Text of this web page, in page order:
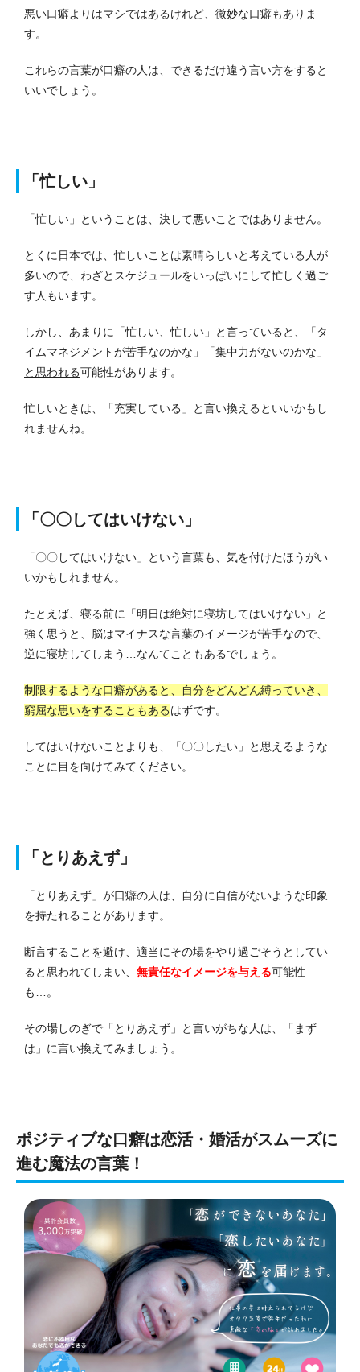
悪い口癖よりはマシではあるけれど、微妙な口癖もありま
す。
これらの言葉が口癖の人は、できるだけ違う言い方をすると
いいでしょう。
「忙しい」
「忙しい」ということは、決して悪いことではありません。
とくに日本では、忙しいことは素晴らしいと考えている人が
多いので、わざとスケジュールをいっぱいにして忙しく過ご
す人もいます。
しかし、あまりに「忙しい、忙しい」と言っていると、
「タ
イムマネジメントが苦手なのかな」「集中力がないのかな」
と思われる可能性があります。
忙しいときは、「充実している」と言い換えるといいかもし
れませんね。
「〇〇してはいけない」
「〇〇してはいけない」という言葉も、気を付けたほうがい
いかもしれません。
たとえば、寝る前に「明日は絶対に寝坊してはいけない」と
強く思うと、脳はマイナスな言葉のイメージが苦手なので、
逆に寝坊してしまう…なんてこともあるでしょう。
制限するような口癖があると、自分をどんどん縛っていき、
窮屈な思いをすることもあるはずです。
してはいけないことよりも、「〇〇したい」と思えるような
ことに目を向けてみてください。
「とりあえず」
「とりあえず」が口癖の人は、自分に自信がないような印象
を持たれることがあります。
断言することを避け、適当にその場をやり過ごそうとしてい
ると思われてしまい、 無責任なイメージを与える可能性
も…。
その場しのぎで「とりあえず」と言いがちな人は、「まず
は」に言い換えてみましょう。
ポジティブな口癖は恋活・婚活がスムーズに
進む魔法の言葉！